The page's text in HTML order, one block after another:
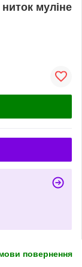
муліне
повернення